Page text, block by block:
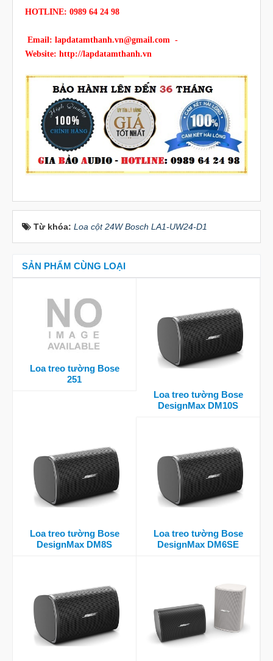
HOTLINE: 0989 64 24 98
Email: lapdatamthanh.vn@gmail.com -
Website: http://lapdatamthanh.vn
Từ khóa: Loa cột 24W Bosch LA1-UW24-D1
SẢN PHẨM CÙNG LOẠI
Loa treo tường Bose
251
Loa treo tường Bose
DesignMax DM10S
Loa treo tường Bose
DesignMax DM8S
Loa treo tường Bose
DesignMax DM6SE